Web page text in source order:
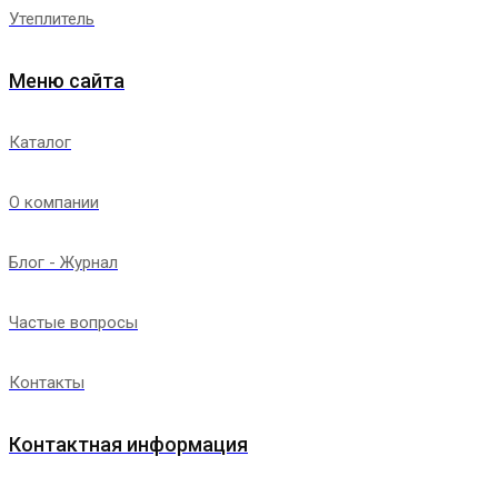
Утеплитель
Меню сайта
Каталог
О компании
Блог - Журнал
Частые вопросы
Контакты
Контактная информация